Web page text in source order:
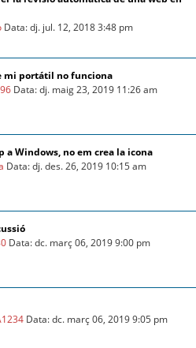
Data: dj. jul. 12, 2018 3:48 pm
mi portátil no funciona
Data: dj. maig 23, 2019 11:26 am
a Windows, no em crea la icona
Data: dj. des. 26, 2019 10:15 am
Data: dc. març 06, 2019 9:00 pm
Data: dc. març 06, 2019 9:05 pm